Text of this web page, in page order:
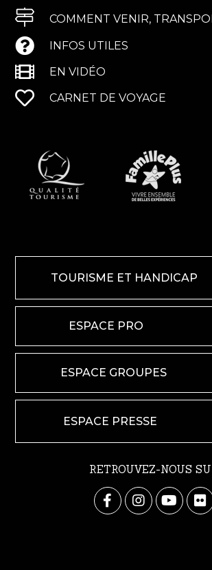
COMMENT VENIR,
INFOS UTILES
EN VIDÉO
CARNET DE VOYAGE
TOURISME ET HANDICAP
ESPACE PRO
ESPACE GROUPES
ESPACE PRESSE
RETROUVEZ-NOUS